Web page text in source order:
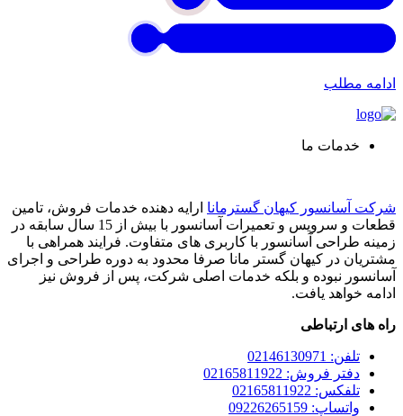
ادامه مطلب
خدمات ما
شرکت آسانسور کیهان گسترمانا ارایه دهنده خدمات فروش، تامین
قطعات و سرویس و تعمیرات آسانسور با بیش از 15 سال سابقه در
زمینه طراحی آسانسور با کاربری های متفاوت. فرایند همراهی با
مشتریان در کیهان گستر مانا صرفا محدود به دوره طراحی و اجرای
آسانسور نبوده و بلکه خدمات اصلی شرکت، پس از فروش نیز
ادامه خواهد یافت.
راه های ارتباطی
تلفن: 02146130971
دفتر فروش: 02165811922
تلفکس: 02165811922
واتساپ: 09226265159